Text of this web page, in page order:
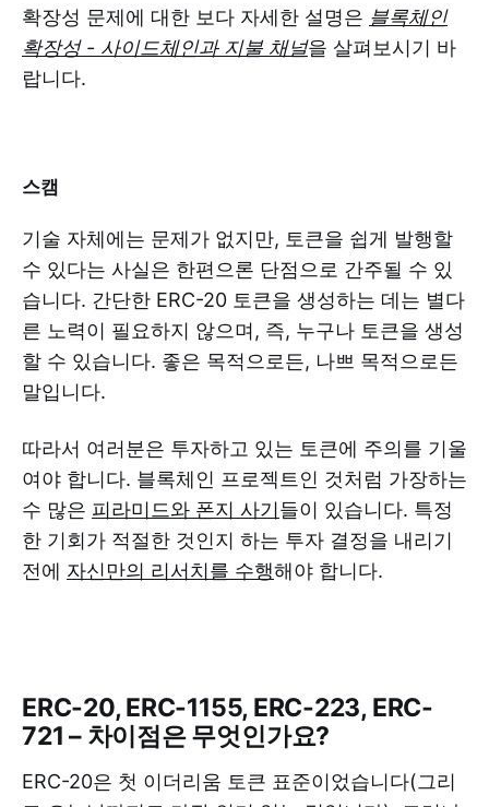
확장성 문제에 대한 보다 자세한 설명은 블록체인
확장성 - 사이드체인과 지불 채널을 살펴보시기 바
랍니다.
스캠
기술 자체에는 문제가 없지만, 토큰을 쉽게 발행할
수 있다는 사실은 한편으론 단점으로 간주될 수 있
습니다. 간단한 ERC-20 토큰을 생성하는 데는 별다
른 노력이 필요하지 않으며, 즉, 누구나 토큰을 생성
할 수 있습니다. 좋은 목적으로든, 나쁘 목적으로든
말입니다.
따라서 여러분은 투자하고 있는 토큰에 주의를 기울
여야 합니다. 블록체인 프로젝트인 것처럼 가장하는
수 많은 피라미드와 폰지 사기들이 있습니다. 특정
한 기회가 적절한 것인지 하는 투자 결정을 내리기
전에 자신만의 리서치를 수행해야 합니다.
ERC-20, ERC-1155, ERC-223, ERC-
721 – 차이점은 무엇인가요?
ERC-20은 첫 이더리움 토큰 표준이었습니다(그리